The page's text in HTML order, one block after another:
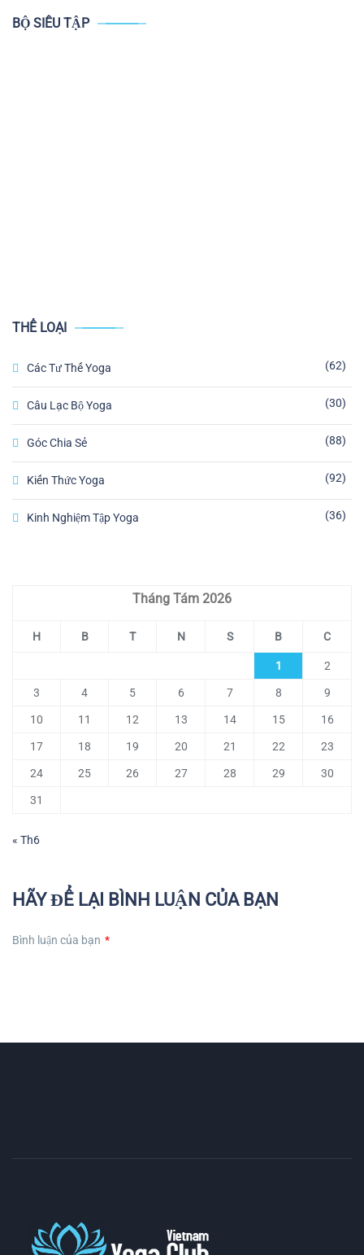
BỘ SIÊU TẬP
THỂ LOẠI
Các Tư Thế Yoga 62
Câu Lạc Bộ Yoga 30
Góc Chia Sẻ 88
Kiến Thức Yoga 92
Kinh Nghiệm Tập Yoga 36
Tháng Tám 2026
H B T N S B C
1 2
3 4 5 6 7 8 9
10 11 12 13 14 15 16
17 18 19 20 21 22 23
24 25 26 27 28 29 30
31
« Th6
HÃY ĐỂ LẠI BÌNH LUẬN CỦA BẠN
Bình luận của bạn *